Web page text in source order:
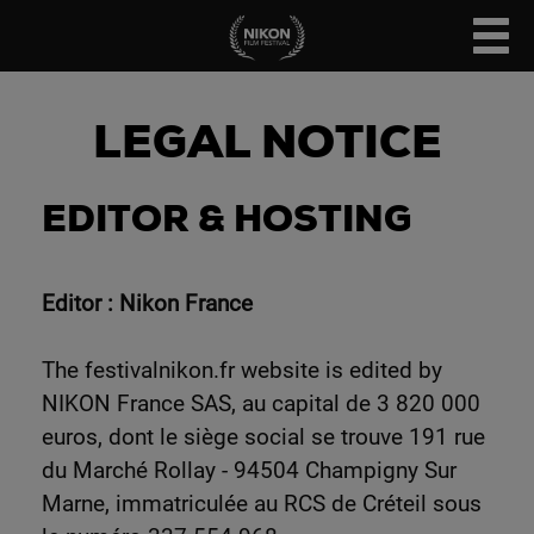
LEGAL NOTICE
EDITOR & HOSTING
Editor : Nikon France
The festivalnikon.fr website is edited by
NIKON France SAS, au capital de 3 820 000
euros, dont le siège social se trouve 191 rue
du Marché Rollay - 94504 Champigny Sur
Marne, immatriculée au RCS de Créteil sous